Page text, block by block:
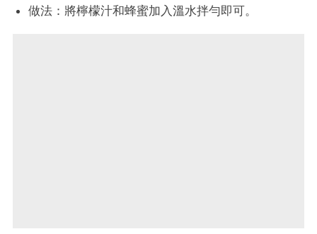
做法：將檸檬汁和蜂蜜加入溫水拌勻即可。